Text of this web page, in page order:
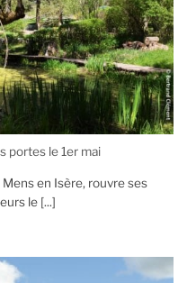
portes le 1er mai
en Isère, rouvre ses
le [...]